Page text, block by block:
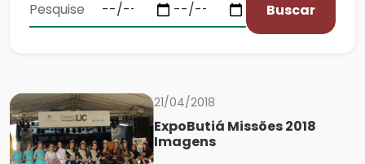
Buscar
21/04/2018
ExpoButiá Missões 2018
Imagens